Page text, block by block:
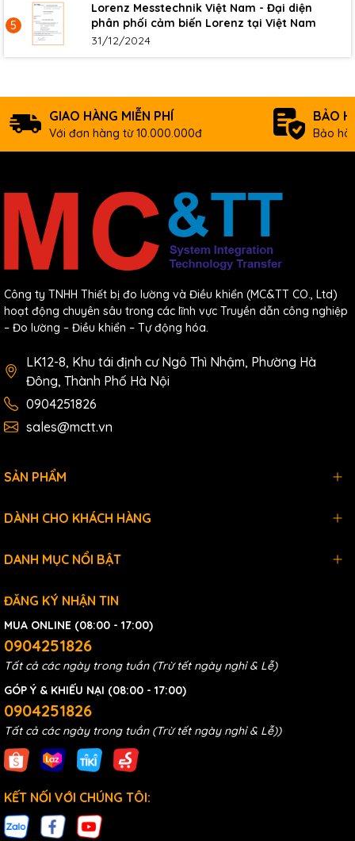
5
Lorenz Messtechnik Việt Nam - Đại diện
phân phối cảm biến Lorenz tại Việt Nam
31/12/2024
GIAO HÀNG MIỄN PHÍ
Với đơn hàng từ 10.000.000đ
BẢO
Bảo
Công ty TNHH Thiết bị đo lường và Điều khiển (MC&TT CO., Ltd)
hoạt động chuyên sâu trong các lĩnh vực Truyền dẫn công nghiệp
– Đo lường – Điều khiển – Tự động hóa.
LK12-8, Khu tái định cư Ngô Thì Nhậm, Phường Hà
Đông, Thành Phố Hà Nội
0904251826
sales@mctt.vn
SẢN PHẨM
DÀNH CHO KHÁCH HÀNG
DANH MỤC NỔI BẬT
ĐĂNG KÝ NHẬN TIN
MUA ONLINE (08:00 - 17:00)
0904251826
Tất cả các ngày trong tuần (Trừ tết ngày nghỉ & Lễ)
GÓP Ý & KHIẾU NẠI (08:00 - 17:00)
0904251826
Tất cả các ngày trong tuần (Trừ tết ngày nghỉ & Lễ))
KẾT NỐI VỚI CHÚNG TÔI: